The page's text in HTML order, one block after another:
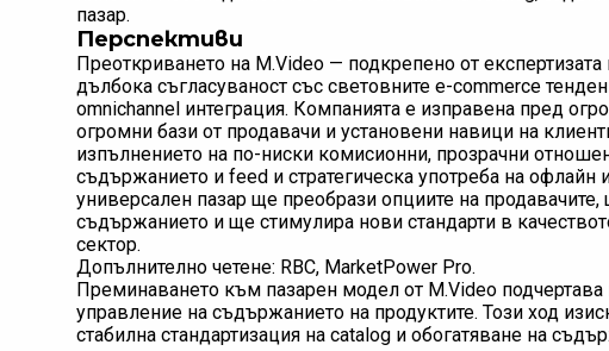
пазар.
Перспективи
Преоткриването на M.Video — подкрепено от
дълбока съгласуваност със световните e-commerce
omnichannel интеграция. Компанията е изправена пред
огромни бази от продавачи и установени навици на
изпълнението на по-ниски комисионни, прозрачни
съдържанието и feed и стратегическа употреба на офлайн
универсален пазар ще преобрази опциите на
съдържанието и ще стимулира нови стандарти в
сектор.
Допълнително четене: RBC, MarketPower Pro.
Преминаването към пазарен модел от M.Video
управление на съдържанието на продуктите. Този ход
стабилна стандартизация на catalog и обогатяване на